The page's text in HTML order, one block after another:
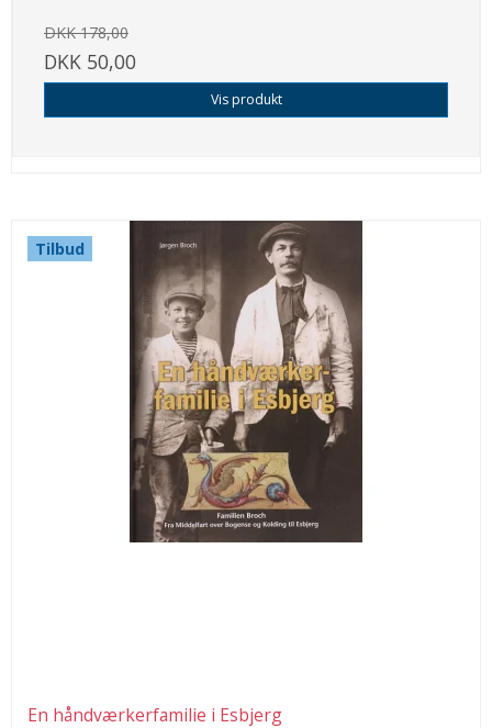
DKK 178,00
DKK 50,00
Vis produkt
Tilbud
En håndværkerfamilie i Esbjerg